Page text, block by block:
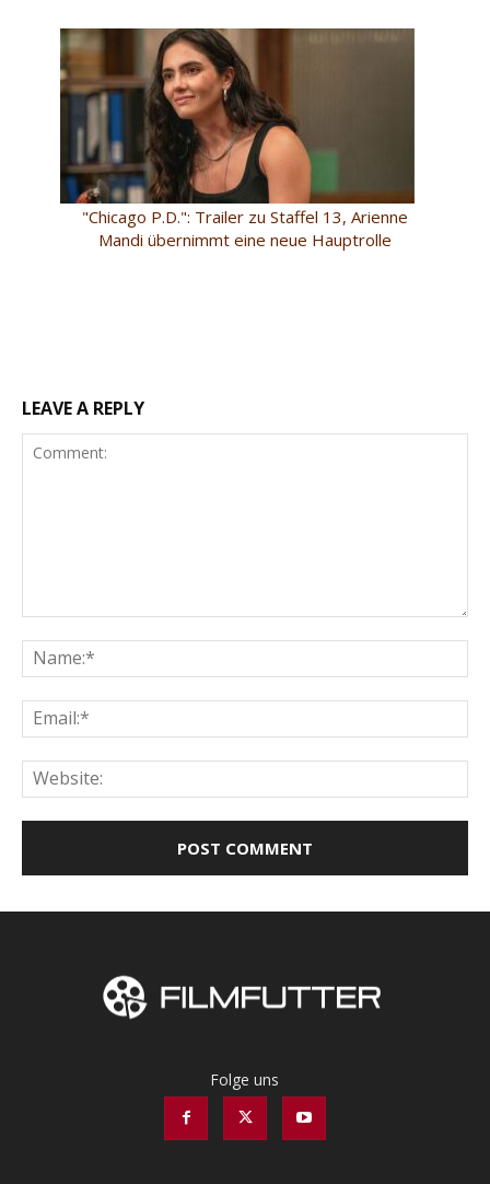
"Chicago P.D.": Trailer zu Staffel 13, Arienne
Mandi übernimmt eine neue Hauptrolle
LEAVE A REPLY
Folge uns